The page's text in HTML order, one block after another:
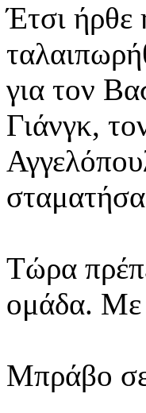
Έτσι ήρθε
για τον
Γιάνγκ,
Τώρα
ομάδα. Με
Μπράβο